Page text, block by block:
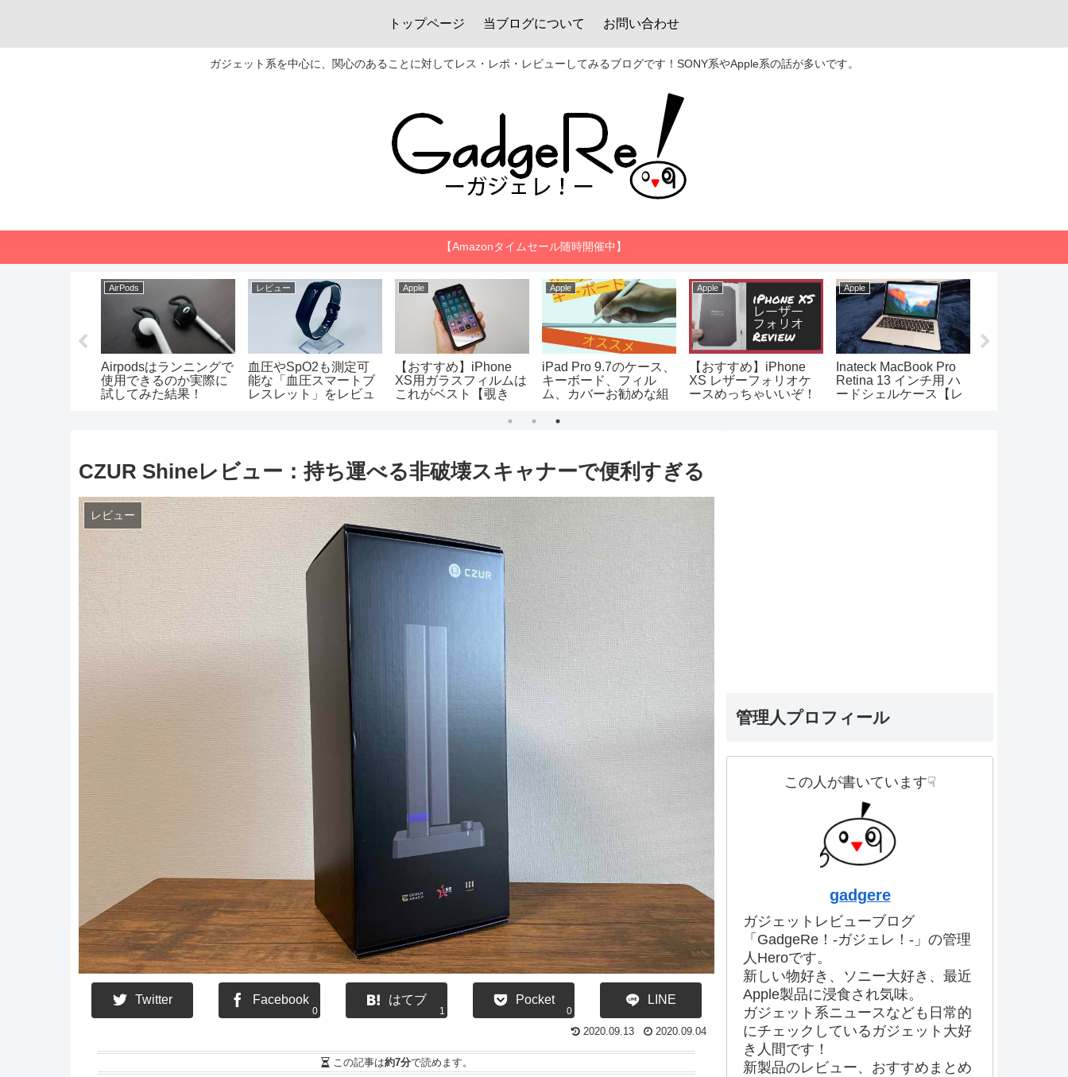
ガジェット系を中心に、関心のあることに対してレス・レポ・レビューしてみるブログです！SONY系やApple系の話が多いです。
トップページ 当ブログについて お問い合わせ
【Amazonタイムセール随時開催中】
AirPods
Airpodsはランニングで
使用できるのか実際に
試してみた結果！
レビュー
血圧やSpO2も測定可
能な「血圧スマートブ
レスレット」をレビュ
Apple
【おすすめ】iPhone
XS用ガラスフィルムは
これがベスト【覗き
Apple
iPad Pro 9.7のケース、
キーボード、フィル
ム、カバーお勧めな組
考えてみた！【全方位
Apple
【おすすめ】iPhone
XS レザーフォリオケ
ースめっちゃいいぞ！
Apple
Inateck MacBook Pro
Retina 13 インチ用 ハ
ードシェルケース【レ
CZUR Shineレビュー：持ち運べる非破壊スキャナーで便利すぎる
レビュー
Twitter Facebook
0
はてブ
1
Pocket
0
LINE
2020.09.13 2020.09.04
この記事は約7分で読めます。
管理人プロフィール
この人が書いています☟
gadgere
ガジェットレビューブログ
「GadgeRe！-ガジェレ！-」の管理
人Heroです。
新しい物好き、ソニー大好き、最近
Apple製品に浸食され気味。
ガジェット系ニュースなども日常的
にチェックしているガジェット大好
き人間です！
新製品のレビュー、おすすめまとめ